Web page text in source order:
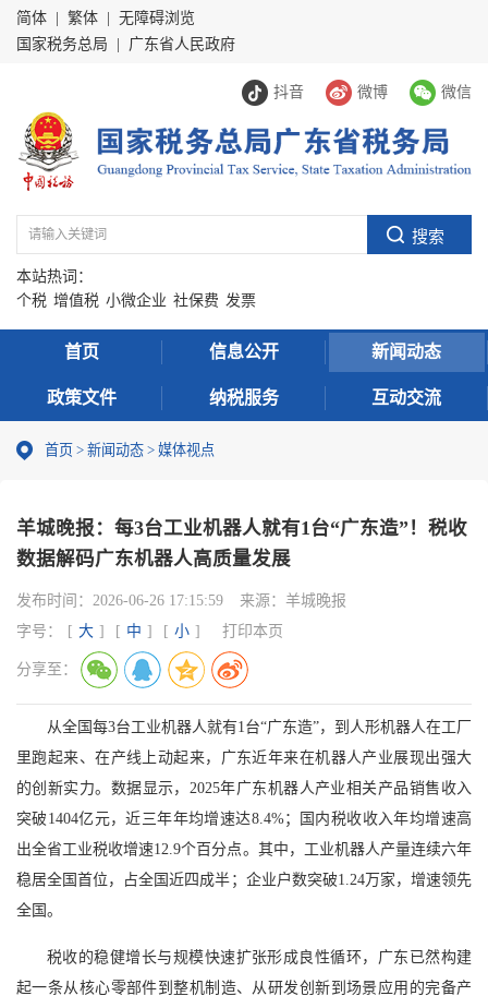
简体 繁体
无障碍浏览
国家税务总局
广东省人民政府
抖音 微博 微信
本站热词：
个税 增值税 小微企业 社保费 发票
首页 信息公开 新闻动态
政策文件 纳税服务 互动交流
首页 > 新闻动态 > 媒体视点
羊城晚报：每3台工业机器人就有1台“广东造”！税收
数据解码广东机器人高质量发展
发布时间： 2026-06-26 17:15:59 来源： 羊城晚报
字号：
[ 大 ] [ 中 ] [ 小 ] 打印本页
分享至：
从全国每3台工业机器人就有1台“广东造”，到人形机器人在工厂
里跑起来、在产线上动起来，广东近年来在机器人产业展现出强大
的创新实力。数据显示，2025年广东机器人产业相关产品销售收入
突破1404亿元，近三年年均增速达8.4%；国内税收收入年均增速高
出全省工业税收增速12.9个百分点。其中，工业机器人产量连续六年
稳居全国首位，占全国近四成半；企业户数突破1.24万家，增速领先
全国。
税收的稳健增长与规模快速扩张形成良性循环，广东已然构建
起一条从核心零部件到整机制造、从研发创新到场景应用的完备产